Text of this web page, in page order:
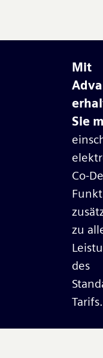
Mit
Sie
Co-
zu
des
Tarifs.